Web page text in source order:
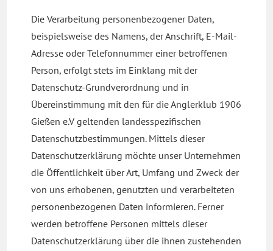
Die Verarbeitung personenbezogener Daten,
beispielsweise des Namens, der Anschrift, E-Mail-
Adresse oder Telefonnummer einer betroffenen
Person, erfolgt stets im Einklang mit der
Datenschutz-Grundverordnung und in
Übereinstimmung mit den für die Anglerklub 1906
Gießen e.V geltenden landesspezifischen
Datenschutzbestimmungen. Mittels dieser
Datenschutzerklärung möchte unser Unternehmen
die Öffentlichkeit über Art, Umfang und Zweck der
von uns erhobenen, genutzten und verarbeiteten
personenbezogenen Daten informieren. Ferner
werden betroffene Personen mittels dieser
Datenschutzerklärung über die ihnen zustehenden